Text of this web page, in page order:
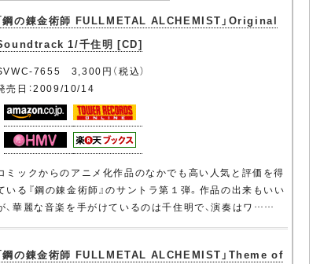
鋼の錬金術師 FULLMETAL ALCHEMIST」Original
1/千住明 [CD]
7655 3,300円（税込）
売日：2009/10/14
ミックからのアニメ化作品のなかでも高い人気と評価を得
いる『鋼の錬金術師』のサントラ第１弾。作品の出来もいい
、華麗な音楽を手がけているのは千住明で、演奏はワ……
鋼の錬金術師 FULLMETAL ALCHEMIST」Theme of